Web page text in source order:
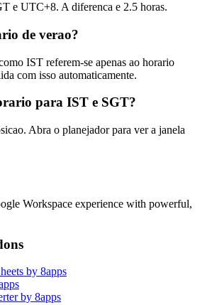
e UTC+8. A diferenca e 2.5 horas.
de verao?
IST referem-se apenas ao horario
com isso automaticamente.
para IST e SGT?
Abra o planejador para ver a janela
Workspace experience with powerful,
by 8apps
by 8apps